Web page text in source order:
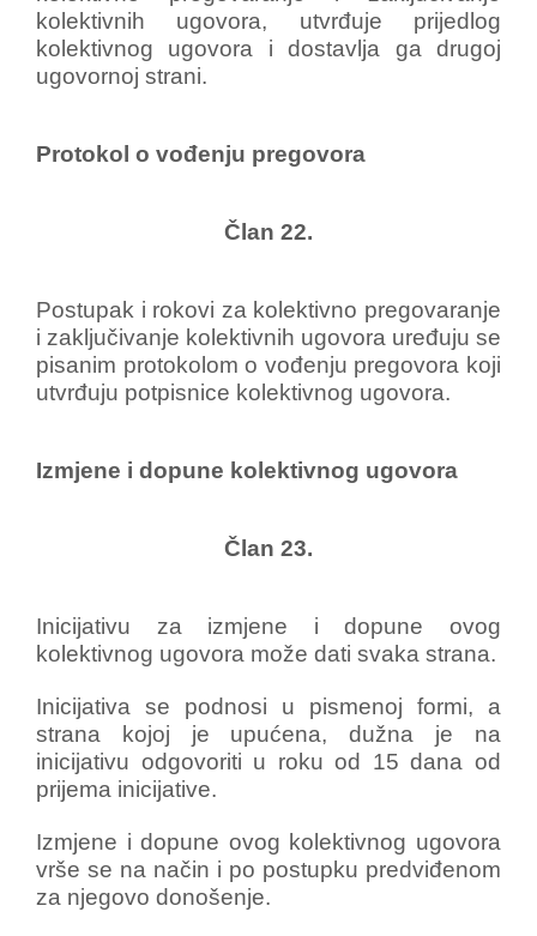
kolektivnih ugovora, utvrđuje prijedlog
kolektivnog ugovora i dostavlja ga drugoj
ugovornoj strani.
Protokol o vođenju pregovora
Član 22.
Postupak i rokovi za kolektivno pregovaranje
i zaključivanje kolektivnih ugovora uređuju se
pisanim protokolom o vođenju pregovora koji
utvrđuju potpisnice kolektivnog ugovora.
Izmjene i dopune kolektivnog ugovora
Član 23.
Inicijativu za izmjene i dopune ovog
kolektivnog ugovora može dati svaka strana.
Inicijativa se podnosi u pismenoj formi, a
strana kojoj je upućena, dužna je na
inicijativu odgovoriti u roku od 15 dana od
prijema inicijative.
Izmjene i dopune ovog kolektivnog ugovora
vrše se na način i po postupku predviđenom
za njegovo donošenje.